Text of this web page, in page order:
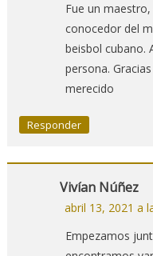
Fue un
conocedor del
beisbol cubano.
persona.
merecido
Responder
Vivían Núñez
abril 13, 2021 a
Empezamos